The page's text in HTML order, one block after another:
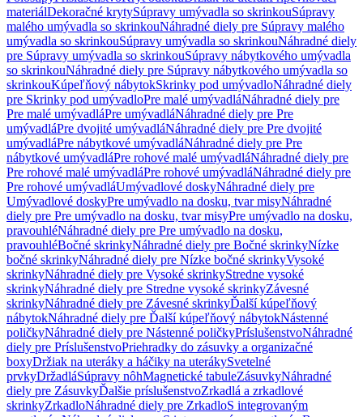
materiálDekoračné krytySúpravy umývadla so skrinkouSúpravy
malého umývadla so skrinkouNáhradné diely pre Súpravy malého
umývadla so skrinkouSúpravy umývadla so skrinkouNáhradné diely
pre Súpravy umývadla so skrinkouSúpravy nábytkového umývadla
so skrinkouNáhradné diely pre Súpravy nábytkového umývadla so
skrinkouKúpeľňový nábytokSkrinky pod umývadloNáhradné diely
pre Skrinky pod umývadloPre malé umývadláNáhradné diely pre
Pre malé umývadláPre umývadláNáhradné diely pre Pre
umývadláPre dvojité umývadláNáhradné diely pre Pre dvojité
umývadláPre nábytkové umývadláNáhradné diely pre Pre
nábytkové umývadláPre rohové malé umývadláNáhradné diely pre
Pre rohové malé umývadláPre rohové umývadláNáhradné diely pre
Pre rohové umývadláUmývadlové doskyNáhradné diely pre
Umývadlové doskyPre umývadlo na dosku, tvar misyNáhradné
diely pre Pre umývadlo na dosku, tvar misyPre umývadlo na dosku,
pravouhléNáhradné diely pre Pre umývadlo na dosku,
pravouhléBočné skrinkyNáhradné diely pre Bočné skrinkyNízke
bočné skrinkyNáhradné diely pre Nízke bočné skrinkyVysoké
skrinkyNáhradné diely pre Vysoké skrinkyStredne vysoké
skrinkyNáhradné diely pre Stredne vysoké skrinkyZávesné
skrinkyNáhradné diely pre Závesné skrinkyĎalší kúpeľňový
nábytokNáhradné diely pre Ďalší kúpeľňový nábytokNástenné
poličkyNáhradné diely pre Nástenné poličkyPríslušenstvoNáhradné
diely pre PríslušenstvoPriehradky do zásuvky a organizačné
boxyDržiak na uteráky a háčiky na uterákySvetelné
prvkyDržadláSúpravy nôhMagnetické tabuleZásuvkyNáhradné
diely pre ZásuvkyĎalšie príslušenstvoZrkadlá a zrkadlové
skrinkyZrkadloNáhradné diely pre ZrkadloS integrovaným